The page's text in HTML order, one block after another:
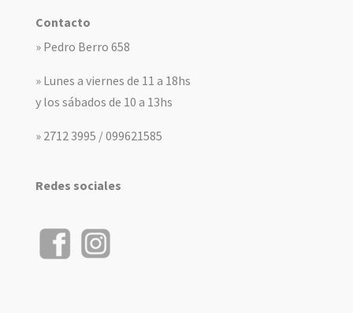
Contacto
» Pedro Berro 658
» Lunes a viernes de 11 a 18hs
y los sábados de 10 a 13hs
» 2712 3995 / 099621585
Redes sociales